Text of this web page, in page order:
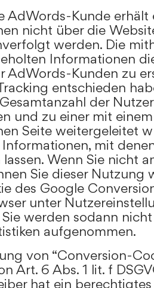
AdWords-Kunde erhält
nicht über die
werden. Die
Informationen
AdWords-Kunden zu
entschieden
der
und zu einer mit
Seite weitergeleitet
mit
Wenn Sie nicht
Sie dieser Nutzung
des Google
unter
werden sodann
aufgenommen.
von “Conversion-
Art. 6 Abs. 1 lit. f
hat ein berechtigtes